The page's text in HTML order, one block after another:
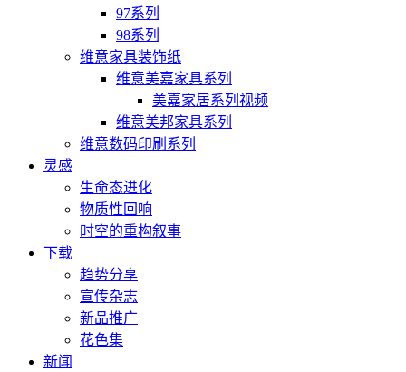
97系列
98系列
维意家具装饰纸
维意美嘉家具系列
美嘉家居系列视频
维意美邦家具系列
维意数码印刷系列
灵感
生命态进化
物质性回响
时空的重构叙事
下载
趋势分享
宣传杂志
新品推广
花色集
新闻